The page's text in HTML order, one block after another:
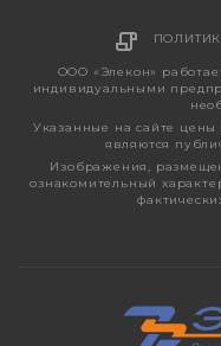
ООО «Элекон»
индивидуальными
Указанные на сайте
являются
Изображения,
ознакомительный